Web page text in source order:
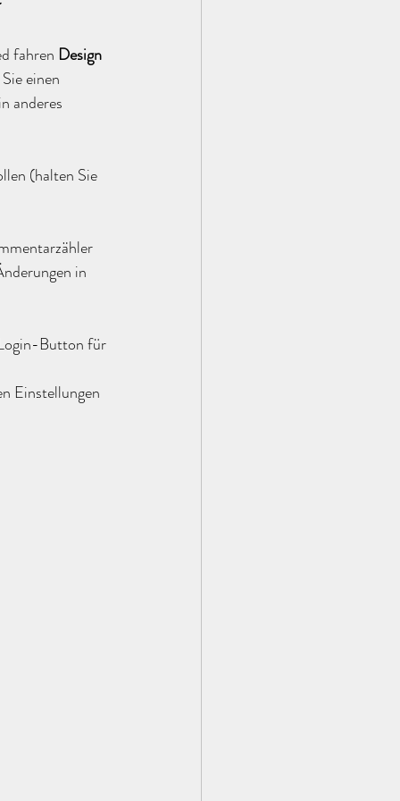
fahren Design
einen
anderes
(halten Sie
in
Button für
Einstellungen